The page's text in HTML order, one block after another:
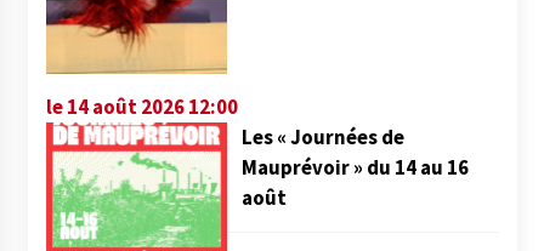
le 14 août 2026 12:00
Les « Journées de
Mauprévoir » du 14 au 16
août